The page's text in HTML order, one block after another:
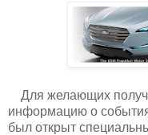
Для желающих
информацию о
был открыт